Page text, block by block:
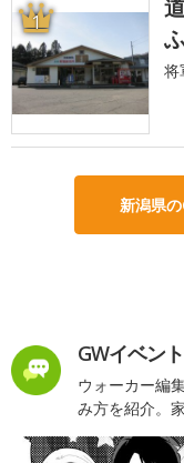
1
将
新潟県
GWイベン
ウォーカー編
み方を紹介。